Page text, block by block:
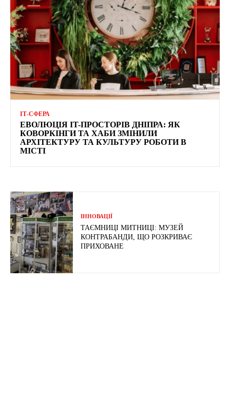
ІТ-СФЕРА
ЕВОЛЮЦІЯ IT-ПРОСТОРІВ ДНІПРА: ЯК
КОВОРКІНГИ ТА ХАБИ ЗМІНИЛИ
АРХІТЕКТУРУ ТА КУЛЬТУРУ РОБОТИ В
МІСТІ
ІННОВАЦІЇ
ТАЄМНИЦІ МИТНИЦІ: МУЗЕЙ
КОНТРАБАНДИ, ЩО РОЗКРИВАЄ
ПРИХОВАНЕ